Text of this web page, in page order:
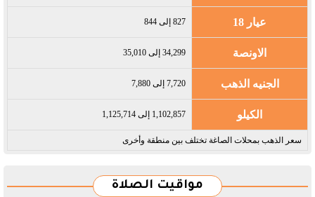
عيار 18 827 إلى 844
الاونصة 34,299 إلى 35,010
الجنيه الذهب 7,720 إلى 7,880
الكيلو 1,102,857 إلى 1,125,714
سعر الذهب بمحلات الصاغة تختلف بين منطقة وأخرى
مواقيت الصلاة